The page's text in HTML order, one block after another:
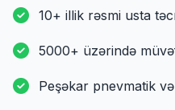
10+ illik rəsmi usta
5000+ üzərində
Peşəkar pnevmatik